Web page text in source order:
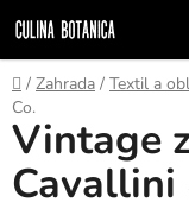
na
obsah
Domov
/ Zahrada / Textil a
Co.
Vintage
Cavallini